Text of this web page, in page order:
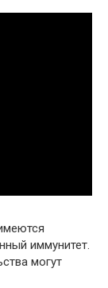
иммунитет.
могут